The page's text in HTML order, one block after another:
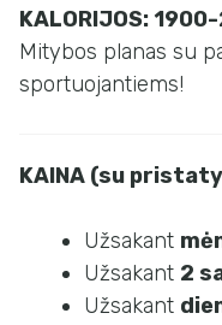
KALORIJOS:
Mitybos planas su
sportuojantiems!
KAINA (su
Užsakant
Užsakant 2
Užsakant